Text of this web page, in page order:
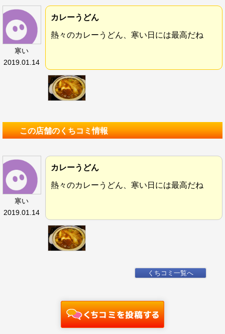
寒い
2019.01.14
カレーうどん
熱々のカレーうどん、寒い日には最高だね
この店舗のくちコミ情報
寒い
2019.01.14
カレーうどん
熱々のカレーうどん、寒い日には最高だね
くちコミ一覧へ